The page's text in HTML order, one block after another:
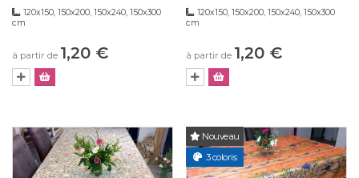
120x150, 150x200, 150x240, 150x300
cm
à partir de 1,20 €
120x150, 150x200, 150x240, 150x300
cm
à partir de 1,20 €
Nouveau
3 coloris